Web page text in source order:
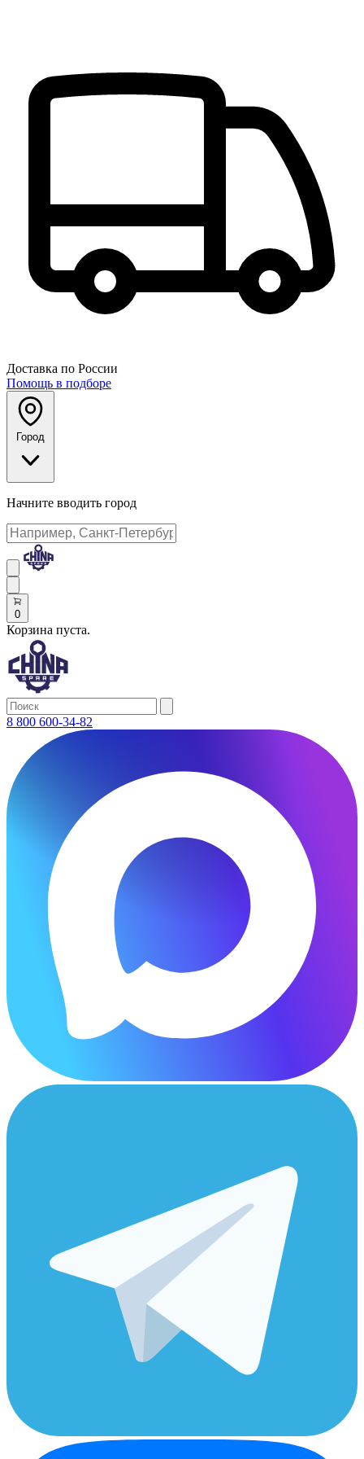
Доставка по России
Помощь в подборе
Город
Начните вводить город
0
Корзина пуста.
8 800 600-34-82